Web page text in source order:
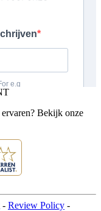
Bekijk onze
- Review Policy -